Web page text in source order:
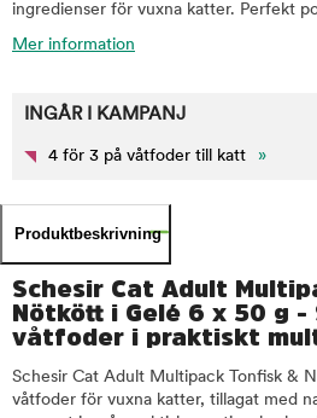
ingredienser för vuxna katter. Perfekt
Mer information
INGÅR I KAMPANJ
4 för 3 på våtfoder till katt »
Produktbeskrivning
Schesir Cat Adult
Nötkött i Gelé 6 x 50 g -
våtfoder i praktiskt
Schesir Cat Adult Multipack Tonfisk &
våtfoder för vuxna katter, tillagat med